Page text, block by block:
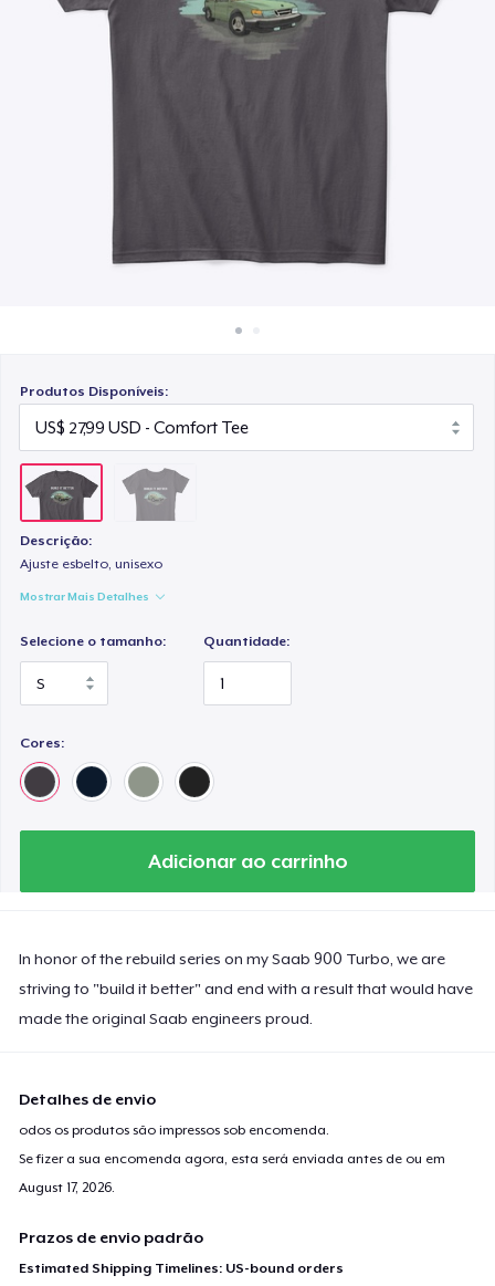
Venda em todo lugar
Produtos Disponíveis:
Descrição:
Ajuste esbelto, unisexo
Mostrar Mais Detalhes
Selecione o tamanho: Quantidade:
Cores:
Adicionar ao carrinho
In honor of the rebuild series on my Saab 900 Turbo, we are
striving to "build it better" and end with a result that would have
made the original Saab engineers proud.
Detalhes de envio
odos os produtos são impressos sob encomenda.
Se fizer a sua encomenda agora, esta será enviada antes de ou em
August 17, 2026.
Prazos de envio padrão
Estimated Shipping Timelines: US-bound orders